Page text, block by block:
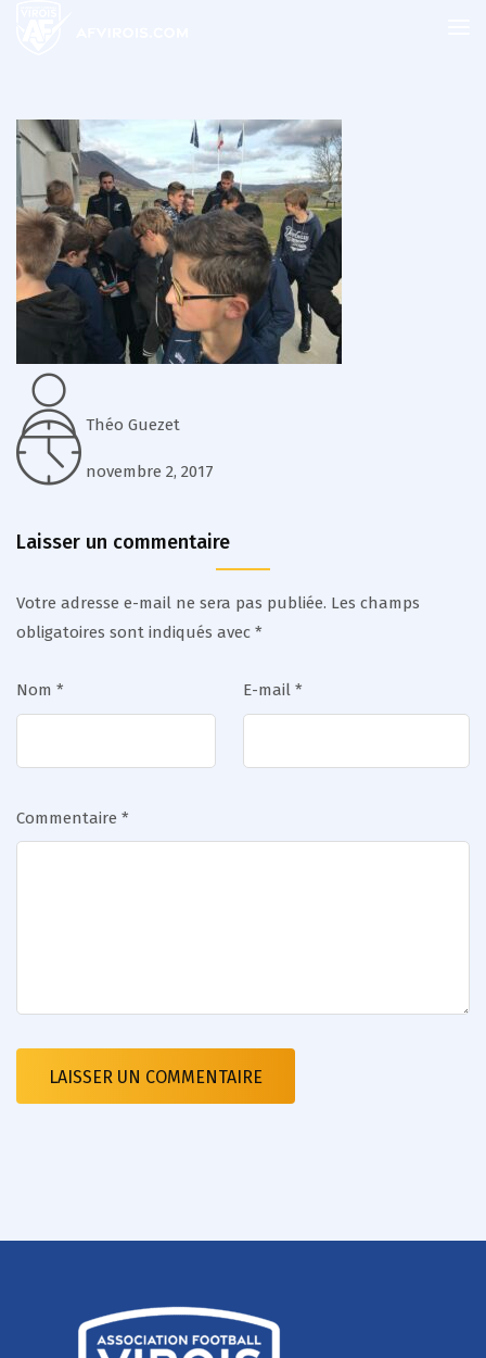
Théo Guezet
novembre 2, 2017
Laisser un commentaire
Votre adresse e-mail ne sera pas publiée. Les champs
obligatoires sont indiqués avec *
Nom * E-mail *
Commentaire *